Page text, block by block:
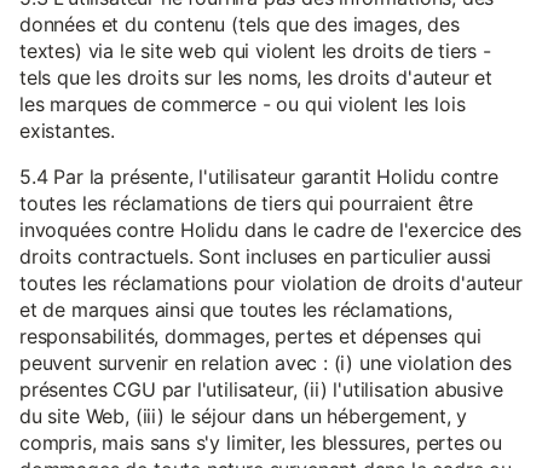
données et du contenu (tels que des images, des
textes) via le site web qui violent les droits de tiers -
tels que les droits sur les noms, les droits d'auteur et
les marques de commerce - ou qui violent les lois
existantes.
5.4 Par la présente, l'utilisateur garantit Holidu contre
toutes les réclamations de tiers qui pourraient être
invoquées contre Holidu dans le cadre de l'exercice des
droits contractuels. Sont incluses en particulier aussi
toutes les réclamations pour violation de droits d'auteur
et de marques ainsi que toutes les réclamations,
responsabilités, dommages, pertes et dépenses qui
peuvent survenir en relation avec : (i) une violation des
présentes CGU par l'utilisateur, (ii) l'utilisation abusive
du site Web, (iii) le séjour dans un hébergement, y
compris, mais sans s'y limiter, les blessures, pertes ou